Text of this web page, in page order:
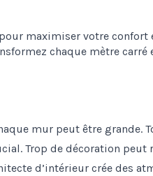
mur peut être grande.
Trop de décoration peut
d’intérieur crée des